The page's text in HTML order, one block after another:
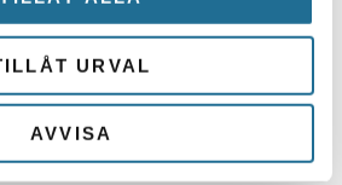
URVAL
AVVISA
exakt samma tid
Vi såg när de släppte
hur himlen
till ett eldklot. Det enda